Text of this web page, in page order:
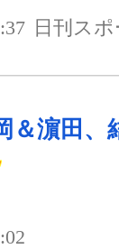
日刊スポ
＆濵田、